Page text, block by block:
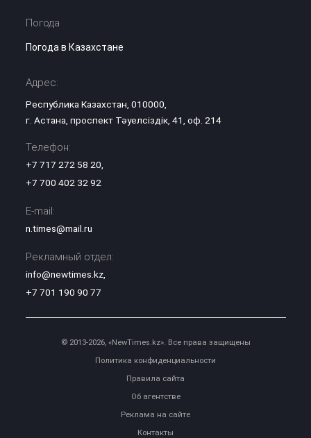
Погода
Погода в Казахстане
Адрес:
Республика Казахстан, 010000,
г. Астана, проспект Тәуелсіздік, 41, оф. 214
Телефон:
+7 717 272 58 20
+7 700 402 32 92
E-mail:
n.times@mail.ru
Рекламный отдел:
info@newtimes.kz,
+7 701 190 90 77
© 2013-2026, «NewTimes.kz». Все права защищены
Политика конфиденциальности
Правила сайта
Об агентстве
Реклама на сайте
Контакты